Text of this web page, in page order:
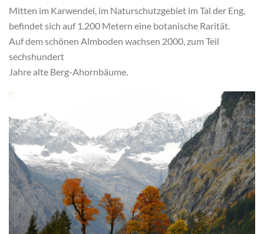
Mitten im Karwendel, im Naturschutzgebiet im Tal der Eng,
befindet sich auf 1.200 Metern eine botanische Rarität.
Auf dem schönen Almboden wachsen 2000, zum Teil
sechshundert
Jahre alte Berg-Ahornbäume.